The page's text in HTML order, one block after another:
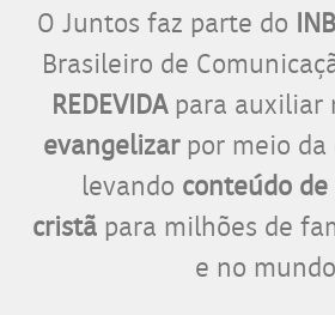
O Juntos faz parte do
Brasileiro de
REDEVIDA para auxiliar
evangelizarpor meio da
levando conteúdo
cristãpara milhões de
e no